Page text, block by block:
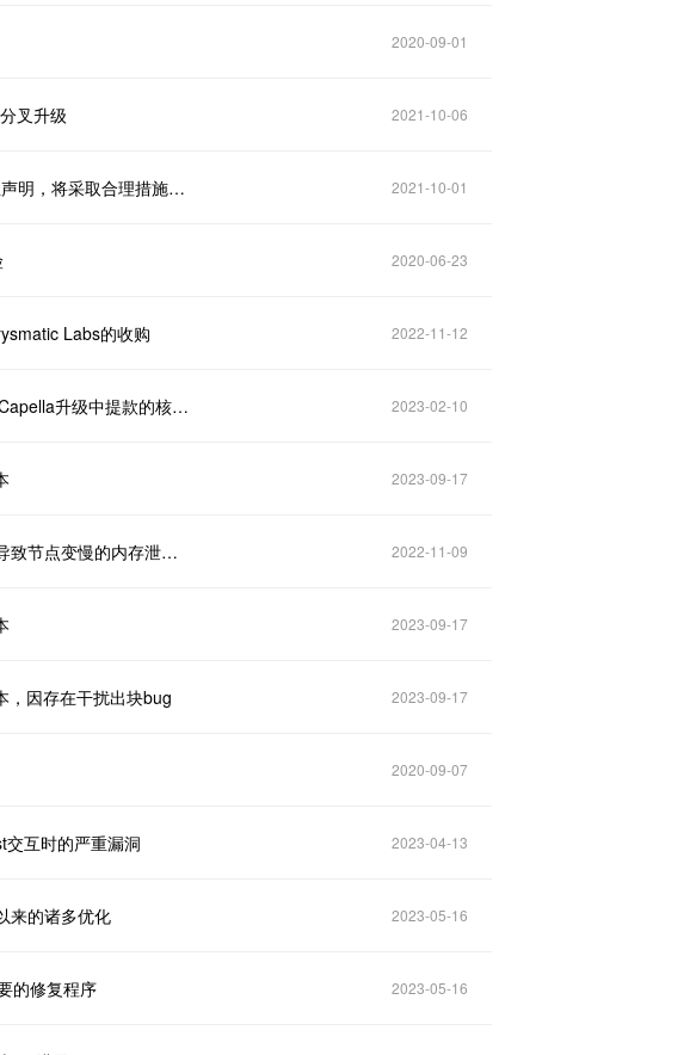
2020-09-01
叉升级 2021-10-06
Ethereum 2.0客户端Prysmatic Labs发布客户端多样性声明，将采取合理措施减少Prysm的绝对优势 2021-10-01
2020-06-23
Labs的收购 2022-11-12
以太坊客户端Prysm开发更新：已实现并审查所有支持Capella升级中提款的核心功能 2023-02-10
2023-09-17
Prysm客户端发布v3.1.1版本，修复了分叉选择存储中导致节点变慢的内存泄漏问题 2022-11-09
2023-09-17
，因存在干扰出块bug 2023-09-17
2020-09-07
互时的严重漏洞 2023-04-13
来的诸多优化 2023-05-16
的修复程序 2023-05-16